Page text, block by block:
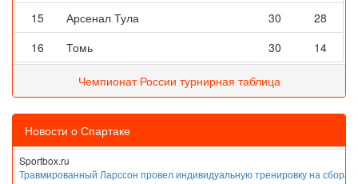
15
Арсенал Тула 30
28
16
Томь 30 14
Чемпионат России турнирная таблица
Новости о Спартаке
Sportbox.ru
Травмированный Ларссон провел индивидуальную тренировку на